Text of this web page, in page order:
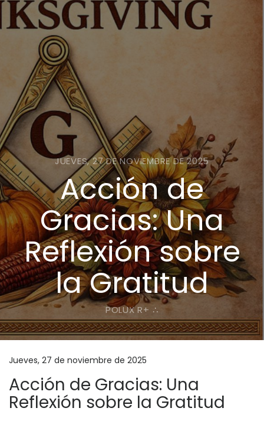
JUEVES, 27 DE NOVIEMBRE DE 2025
Acción de
Gracias: Una
Reflexión sobre
la Gratitud
POLUX R+ ∴
Jueves, 27 de noviembre de 2025
Acción de Gracias: Una
Reflexión sobre la Gratitud